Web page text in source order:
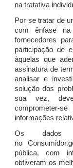
na tratativa
Por se tratar de
com ênfase na
fornecedores
participação de
àquelas que
assinatura de
analisar e
solução dos
sua vez,
comprometer-
informações
Os dados
no
pública, com
obtiveram os